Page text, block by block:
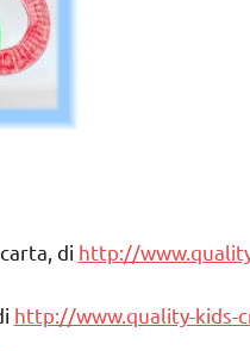
di http://
http://www.quality-kids-